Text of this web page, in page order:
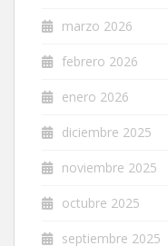
marzo 2026
febrero 2026
enero 2026
diciembre 2025
noviembre 2025
octubre 2025
septiembre 2025